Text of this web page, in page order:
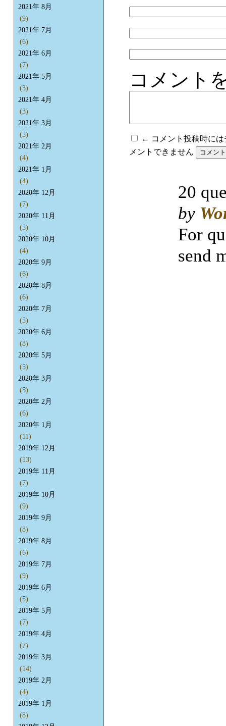
コメント
← コメント投稿時に
メントできません
2021年 8月
(9)
2021年 7月
(6)
2021年 6月
(7)
2021年 5月
(3)
2021年 4月
(3)
2021年 3月
(5)
2021年 2月
(4)
2021年 1月
(4)
2020年 12月
(7)
2020年 11月
(5)
2020年 10月
(4)
2020年 9月
(6)
2020年 8月
(6)
2020年 7月
(5)
2020年 6月
(8)
2020年 5月
(5)
2020年 3月
(5)
2020年 2月
(6)
2020年 1月
(11)
2019年 12月
(13)
2019年 11月
(7)
2019年 10月
(9)
2019年 9月
(8)
2019年 8月
(6)
2019年 7月
(9)
2019年 6月
(5)
2019年 5月
(7)
2019年 4月
(7)
2019年 3月
(14)
2019年 2月
(4)
2019年 1月
(8)
20
by
For
send